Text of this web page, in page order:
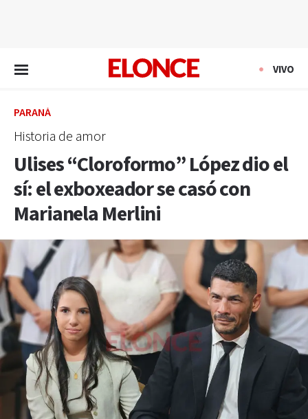
VIVO
PARANÁ
Historia de amor
Ulises “Cloroformo” López dio el
sí: el exboxeador se casó con
Marianela Merlini